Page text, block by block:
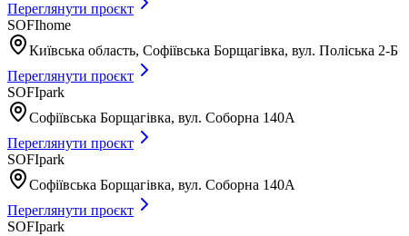
Переглянути проєкт
SOFIhome
Київська область, Софіївська Борщагівка, вул. Поліська 2-Б
Переглянути проєкт
SOFIpark
Софіївська Борщагівка, вул. Соборна 140А
Переглянути проєкт
SOFIpark
Софіївська Борщагівка, вул. Соборна 140А
Переглянути проєкт
SOFIpark